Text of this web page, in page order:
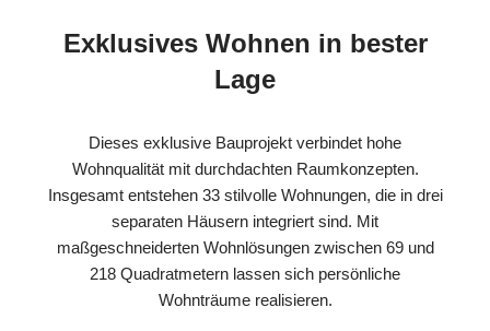
Exklusives Wohnen in bester
Lage
Dieses exklusive Bauprojekt verbindet hohe
Wohnqualität mit durchdachten Raumkonzepten.
Insgesamt entstehen 33 stilvolle Wohnungen, die in drei
separaten Häusern integriert sind. Mit
maßgeschneiderten Wohnlösungen zwischen 69 und
218 Quadratmetern lassen sich persönliche
Wohnträume realisieren.